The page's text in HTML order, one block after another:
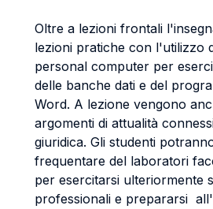
Oltre a lezioni frontali
lezioni pratiche con l'utilizzo
personal computer per
delle banche dati e del
Word. A lezione vengono
argomenti di attualità
giuridica. Gli studenti
frequentare del laboratori
per esercitarsi ulteriormente
professionali e prepararsi